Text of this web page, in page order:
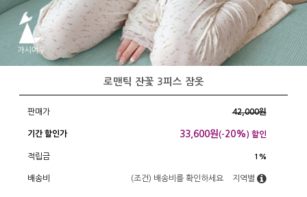
로맨틱 잔꽃 3피스 잠옷
판매가 42,000원
기간 할인가 33,600원(-20%) 할인
적립금 1%
배송비 (조건) 배송비를 확인하세요 지역별